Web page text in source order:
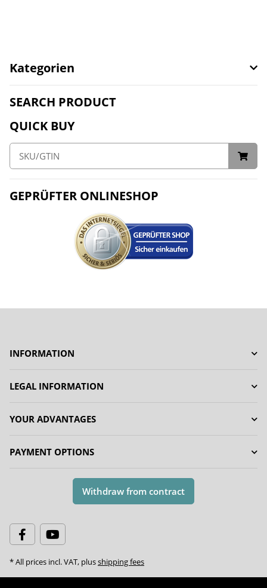
Kategorien
SEARCH PRODUCT
QUICK BUY
GEPRÜFTER ONLINESHOP
INFORMATION
LEGAL INFORMATION
YOUR ADVANTAGES
PAYMENT OPTIONS
Withdraw from contract
* All prices incl. VAT, plusshipping fees